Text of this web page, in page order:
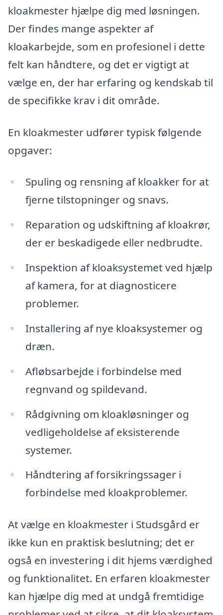
kloakmester hjælpe dig med løsningen.
Der findes mange aspekter af
kloakarbejde, som en profesionel i dette
felt kan håndtere, og det er vigtigt at
vælge en, der har erfaring og kendskab til
de specifikke krav i dit område.
En kloakmester udfører typisk følgende
opgaver:
Spuling og rensning af kloakker for at
fjerne tilstopninger og snavs.
Reparation og udskiftning af kloakrør,
der er beskadigede eller nedbrudte.
Inspektion af kloaksystemet ved hjælp
af kamera, for at diagnosticere
problemer.
Installering af nye kloaksystemer og
dræn.
Afløbsarbejde i forbindelse med
regnvand og spildevand.
Rådgivning om kloakløsninger og
vedligeholdelse af eksisterende
systemer.
Håndtering af forsikringssager i
forbindelse med kloakproblemer.
At vælge en kloakmester i Studsgård er
ikke kun en praktisk beslutning; det er
også en investering i dit hjems værdighed
og funktionalitet. En erfaren kloakmester
kan hjælpe dig med at undgå fremtidige